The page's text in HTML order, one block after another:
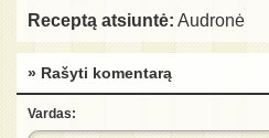
Receptą atsiuntė: Audronė
» Rašyti komentarą
Vardas: